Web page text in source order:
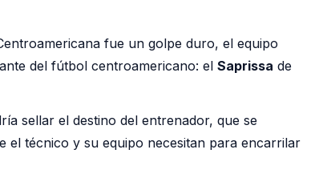
fue un golpe duro, el equipo
del fútbol centroamericano: el Saprissa de
sellar el destino del entrenador, que se
el técnico y su equipo necesitan para encarrilar